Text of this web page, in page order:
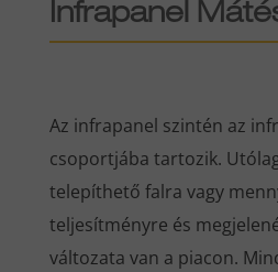
Infrapanel
Az infrapanel szintén az
csoportjába tartozik.
telepíthető falra vagy
teljesítményre és
változata van a piacon.